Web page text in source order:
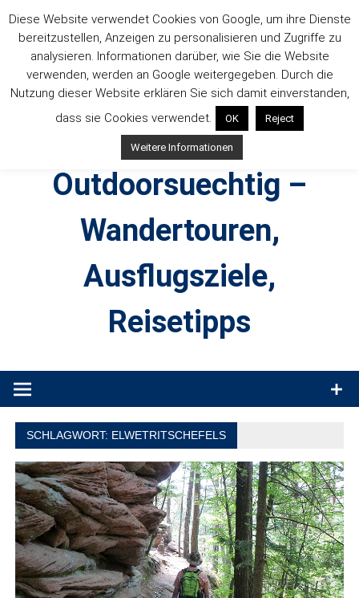
Inhalt
springen
Outdoorsuechtig –
Wandertouren,
Ausflugsziele,
Reisetipps
Produkttests und Buchrezensionen. Ein Blog für alle, die gern
SCHLAGWORT: ELWETRITSCHEFELS
Diese Website verwendet Cookies von Google, um ihre Dienste
bereitzustellen, Anzeigen zu personalisieren und Zugriffe zu
analysieren. Informationen darüber, wie Sie die Website
verwenden, werden an Google weitergegeben. Durch die
Nutzung dieser Website erklären Sie sich damit einverstanden,
dass sie Cookies verwendet.
OK Reject
Weitere Informationen